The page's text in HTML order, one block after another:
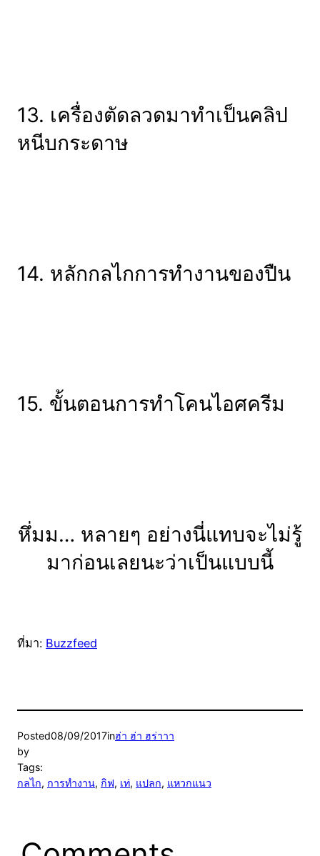
13. เครื่องตัดลวดมาทำเป็นคลิป
หนีบกระดาษ
14. หลักกลไกการทำงานของปืน
15. ขั้นตอนการทำโคนไอศครีม
หึ่มม… หลายๆ อย่างนี่แทบจะไม่รู้
มาก่อนเลยนะว่าเป็นแบบนี้
ที่มา: Buzzfeed
Posted08/09/2017inฮ่า ฮ่า ฮร่าาา
by
Tags:
กลไก, การทำงาน, กิฟ, เท่, แปลก, แหวกแนว